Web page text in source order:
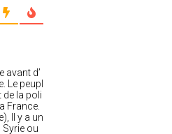
avant d’
Le peupl
la poli
France.
Il y a un
Syrie ou